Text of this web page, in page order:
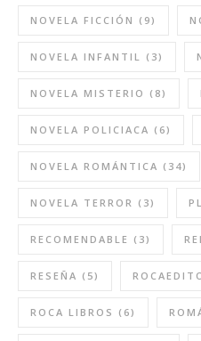
NOVELA FICCIÓN (9)
NOVELA INFANTIL (3)
NOVELA MISTERIO (8)
NOVELA POLICIACA (6)
NOVELA ROMÁNTICA (34)
NOVELA TERROR (3)
RECOMENDABLE (3)
RESEÑA (5)
ROCA LIBROS (6)